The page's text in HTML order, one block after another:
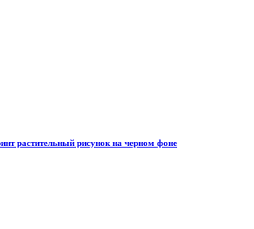
растительный рисунок на черном фоне